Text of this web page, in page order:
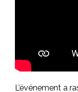
L’événement a